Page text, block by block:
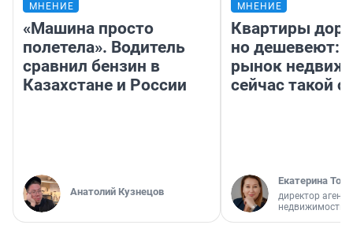
МНЕНИЕ
«Машина просто
полетела». Водитель
сравнил бензин в
Казахстане и России
Анатолий Кузнецов
МНЕНИЕ
Квартиры
но дешевеют:
рынок
сейчас такой
Екатерина
директор
недвижимости